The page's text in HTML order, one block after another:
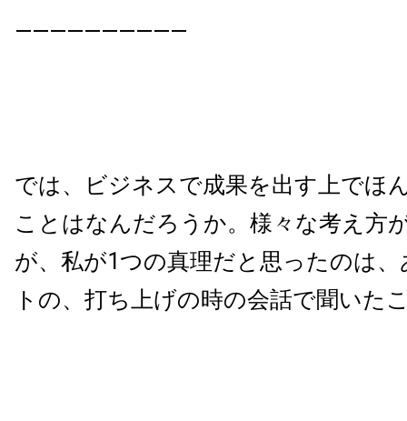
——————————
では、ビジネスで成果を出す上でほ
ことはなんだろうか。様々な考え方
が、私が1つの真理だと思ったのは
トの、打ち上げの時の会話で聞いた